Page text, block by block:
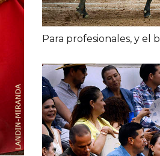
Para profesionales, y el